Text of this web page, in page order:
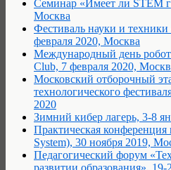
Семинар «Имеет ли STEM
Москва
Фестиваль науки и
февраля 2020, Москва
Международный день
Club, 7 февраля 2020,
Московский отборочный
технологического
2020
Зимний кибер лагерь, 3-8
Практическая
System), 30 ноября 2019,
Педагогический форум